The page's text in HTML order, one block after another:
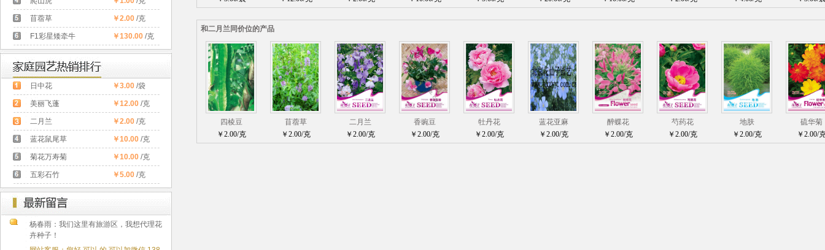
苜蓿草 ￥2.00/克
F1彩星矮牵牛 ￥130.00/克
日中花 ￥3.00/袋
美丽飞蓬 ￥12.00/克
二月兰 ￥2.00/克
蓝花鼠尾草 ￥10.00/克
菊花万寿菊 ￥10.00/克
五彩石竹 ￥5.00/克
杨春雨：我们这里有旅游区，我想代理花
卉种子！
和二月兰同价位的产品
四棱豆
￥2.00/克
苜蓿草
￥2.00/克
二月兰
￥2.00/克
香豌豆
￥2.00/克
牡丹花
￥2.00/克
蓝花亚麻
￥2.00/克
醉蝶花
￥2.00/克
芍药花
￥2.00/克
地肤
￥2.00/克
硫华菊
￥2.00/